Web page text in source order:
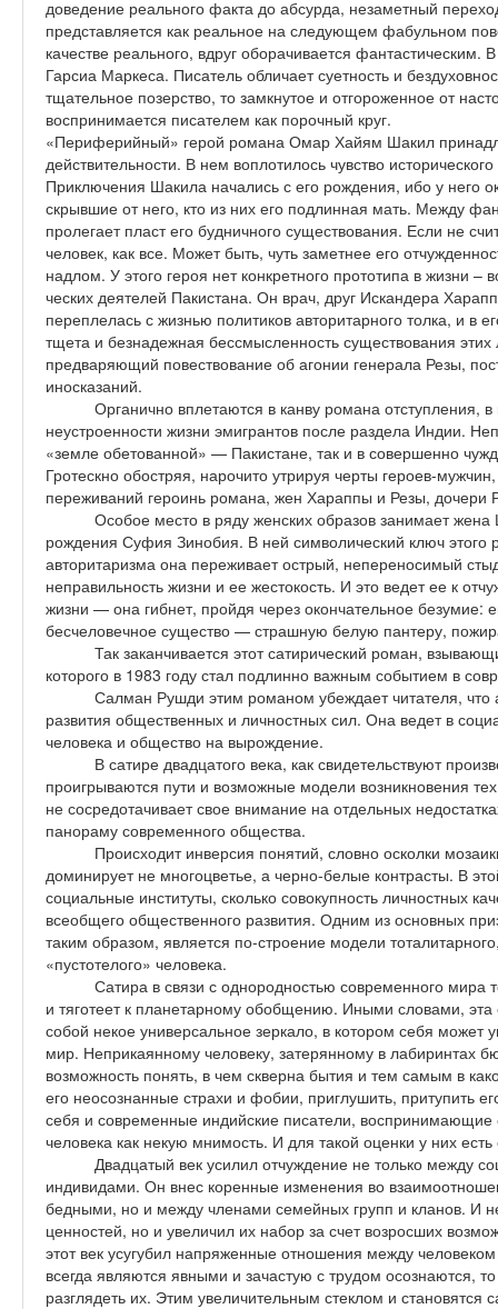
доведение реального факта до абсурда, незаметный
представляется как реальное на следующем фабульном
качестве реального, вдруг оборачивается
Гарсиа Маркеса. Писатель обличает суетность и
тщательное позерство, то замкнутое и отгороженное от
воспринимается писателем как порочный круг.
«Периферийный» герой романа Омар Хайям Шакил
действительности. В нем воплотилось чувство
Приключения Шакила начались с его рождения, ибо у него
скрывшие от него, кто из них его подлинная мать. Между
пролегает пласт его будничного существования. Если не
человек, как все. Может быть, чуть заметнее его
надлом. У этого героя нет конкретного прототипа в жизни
ческих деятелей Пакистана. Он врач, друг Искандера
переплелась с жизнью поли­тиков авторитарного толка, и в
тщета и безнадежная бессмысленность существования
предваряющий повествование об агонии генерала Резы,
иносказаний.
Органично вплетаются в канву романа отступления,
неустроенности жизни эмигрантов после раздела Индии.
«земле обетованной» — Пакистане, так и в совершенно
Гротескно обостряя, нарочито утрируя черты героев-
переживаний героинь романа, жен Хараппы и Резы, дочери
Особое место в ряду женских образов занимает
рождения Суфия Зинобия. В ней символический ключ
авторитаризма она переживает острый, непереносимый
неправильность жизни и ее жестокость. И это ведет ее к
жизни — она гибнет, пройдя через окончательное безумие:
бесчеловечное существо — страшную белую пантеру,
Так заканчивается этот сатирический роман,
которого в 1983 году стал подлинно важным событием в
Салман Рушди этим романом убеждает читателя, что
развития общественных и личностных сил. Она ведет в
человека и общество на вырождение.
В сатире двадцатого века, как свидетельствуют
проигрываются пути и возможные модели возникновения
не сосредотачивает свое внимание на отдельных
панораму современного общества.
Происходит инверсия понятий, словно осколки
доминирует не многоцветье, а черно-белые контрасты. В
социальные институты, сколько совокупность личностных
всеобщего общественного развития. Одним из основных
таким образом, является по-строение модели
«пустотелого» человека.
Сатира в связи с однородностью современного мира
и тяготеет к планетарному обобщению. Иными словами,
собой некое универсальное зеркало, в котором себя может
мир. Неприкаянному человеку, затерянному в лабиринтах
возможность понять, в чем скверна бытия и тем самым в
его неосознанные страхи и фобии, приглушить, притупить
себя и современные индийские писатели,
человека как некую мнимость. И для такой оценки у них
Двадцатый век усилил отчуждение не только между
индивидами. Он внес коренные изменения во
бедными, но и между членами семейных групп и кланов. И
ценностей, но и увеличил их набор за счет возросших
этот век усугубил напряженные отношения между
всегда являются явными и зачастую с трудом осознаются,
разглядеть их. Этим увеличительным стеклом и становятся